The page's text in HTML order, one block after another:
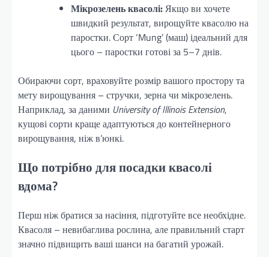
Мікрозелень квасолі:Якщо ви хочете
швидкий результат, вирощуйте квасолю на
паростки. Сорт ‘Mung’ (маш) ідеальний для
цього – паростки готові за 5–7 днів.
Обираючи сорт, враховуйте розмір вашого простору та
мету вирощування – стручки, зерна чи мікрозелень.
Наприклад, за даними University of Illinois Extension,
кущові сорти краще адаптуються до контейнерного
вирощування, ніж в’юнкі.
Що потрібно для посадки квасолі
вдома?
Перш ніж братися за насіння, підготуйте все необхідне.
Квасоля – невибаглива рослина, але правильний старт
значно підвищить ваші шанси на багатий урожай.